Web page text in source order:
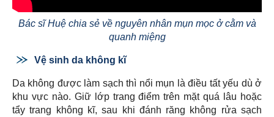
Bác sĩ Huệ chia sẻ về nguyên nhân mụn mọc ở cằm và
quanh miệng
Vệ sinh da không kĩ
Da không được làm sạch thì nổi mụn là điều tất yếu dù ở
khu vực nào. Giữ lớp trang điểm trên mặt quá lâu hoặc
tẩy trang không kĩ, sau khi đánh răng không rửa sạch